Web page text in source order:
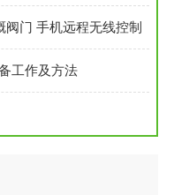
门 手机远程无线控制
工作及方法